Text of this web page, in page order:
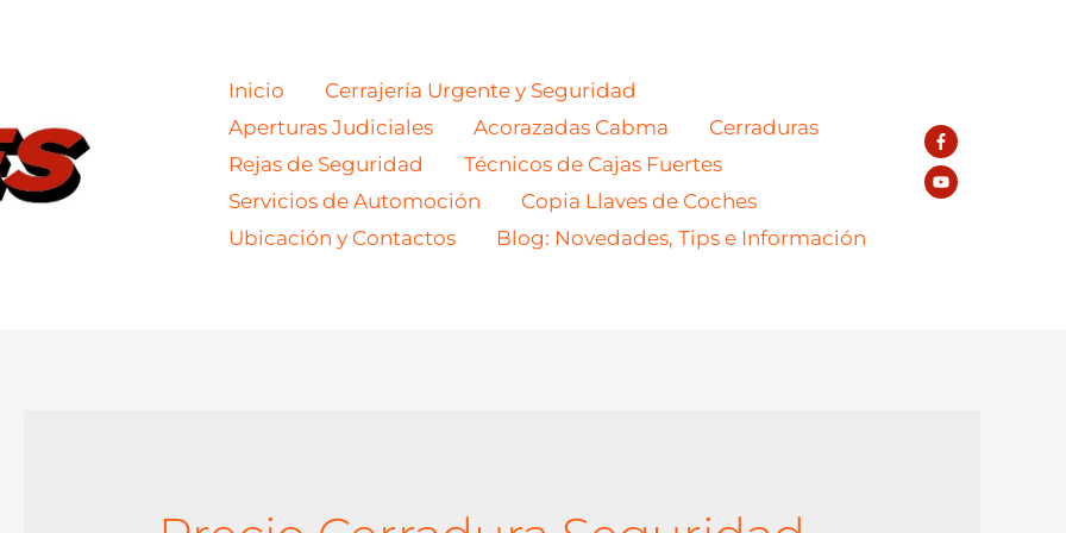
Inicio
Cerrajería Urgente y Seguridad
Aperturas Judiciales
Acorazadas Cabma
Cerraduras
Rejas de Seguridad
Técnicos de Cajas Fuertes
Servicios de Automoción
Copia Llaves de Coches
Ubicación y Contactos
Blog: Novedades, Tips e Información